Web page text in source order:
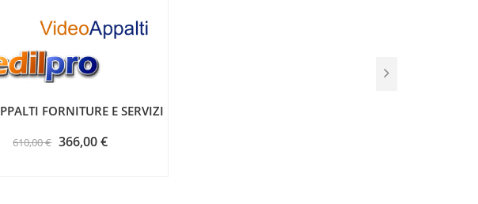
FORNITURE E SERVIZI
610,00 € 366,00 €